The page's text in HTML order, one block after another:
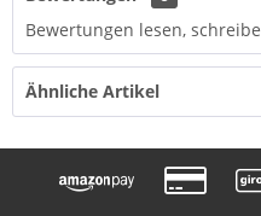
Bewertungen lesen,
Ähnliche Artikel